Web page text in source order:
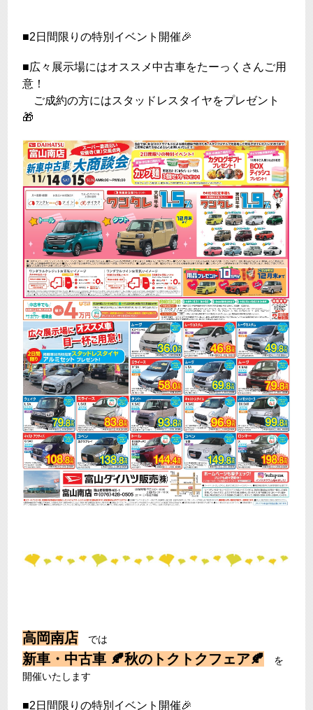
■2日間限りの特別イベント開催🎉
■広々展示場にはオススメ中古車をたーっくさんご用
意！
ご成約の方にはスタッドレスタイヤをプレゼント
🎁
高岡南店 では
新車・中古車 🍂秋のトクトクフェア🍂 を
開催いたします
■2日間限りの特別イベント開催🎉